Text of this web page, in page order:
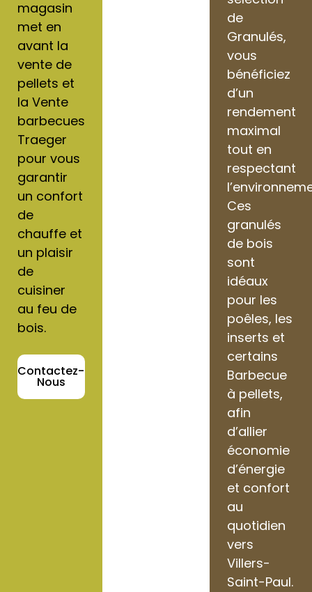
magasin
met en
avant la
vente de
pellets et
la Vente
barbecues
Traeger
pour vous
garantir
un confort
de
chauffe et
un plaisir
de
cuisiner
au feu de
bois.
Contactez-
Nous
de
Granulés,
vous
bénéficiez
d’un
rendement
maximal
tout en
respectant
Ces
granulés
de bois
sont
idéaux
pour les
poêles, les
inserts et
certains
Barbecue
à pellets,
afin
d’allier
économie
d’énergie
et confort
au
quotidien
vers
Villers-
Saint-Paul.